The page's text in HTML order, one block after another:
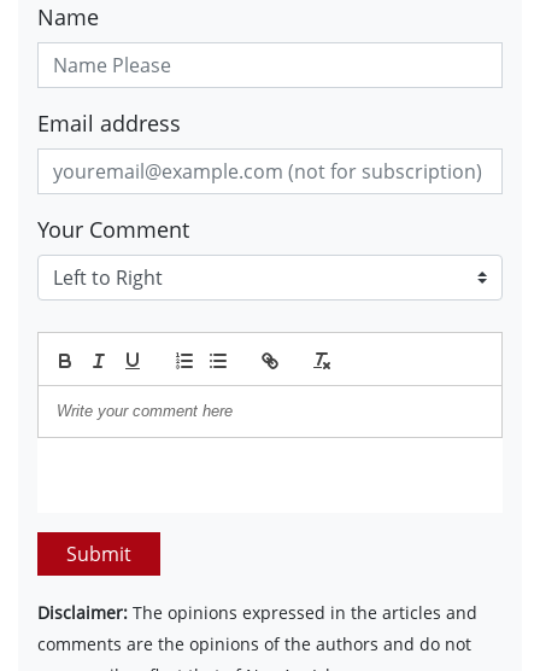
Name
Email address
Your Comment
Submit
Disclaimer: The opinions expressed in the articles and
comments are the opinions of the authors and do not